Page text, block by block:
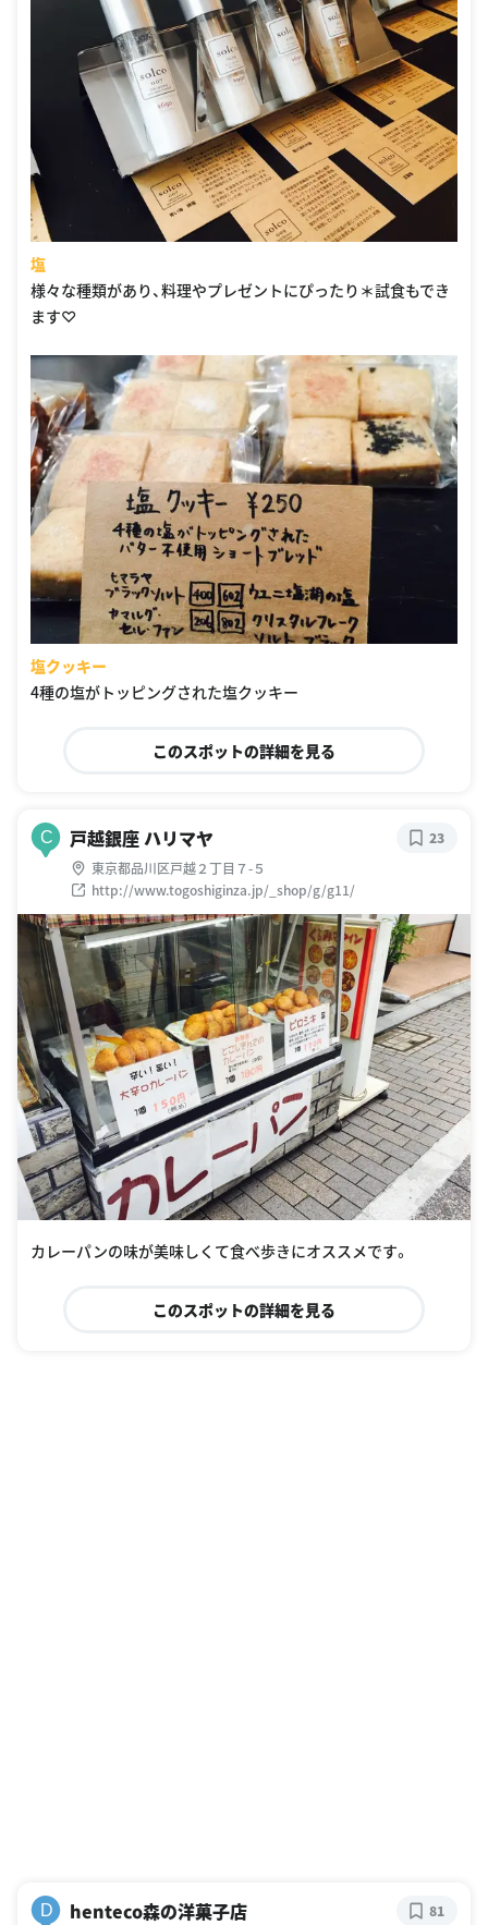
塩
様々な種類があり、料理やプレゼントにぴったり＊試食もでき
ます♡
塩クッキー
4種の塩がトッピングされた塩クッキー
このスポットの詳細を見る
C 戸越銀座 ハリマヤ
東京都品川区戸越２丁目７-５
http://www.togoshiginza.jp/_shop/g/g11/
23
カレーパンの味が美味しくて食べ歩きにオススメです。
このスポットの詳細を見る
D henteco森の洋菓子店 81